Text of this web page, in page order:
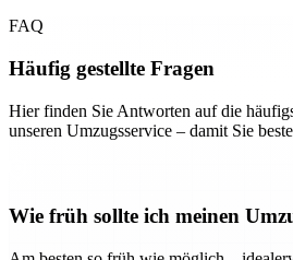
FAQ
Häufig gestellte Fragen
Hier finden Sie Antworten auf die
unseren Umzugsservice – damit Sie
Wie früh sollte ich meinen